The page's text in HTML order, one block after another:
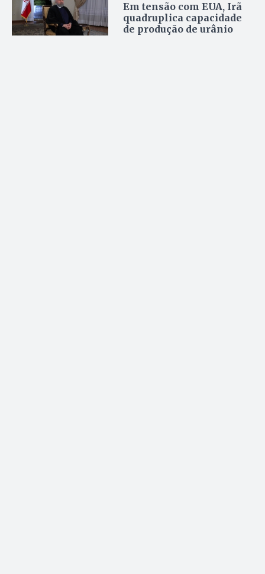
Em tensão com EUA, Irã
quadruplica capacidade
de produção de urânio